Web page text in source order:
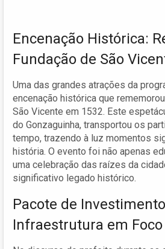
Encenação Histórica:
Fundação de São
Uma das grandes atrações da
encenação histórica que
São Vicente em 1532. Este
do Gonzaguinha, transportou os
tempo, trazendo à luz momentos
história. O evento foi não apenas
uma celebração das raízes da
significativo legado histórico.
Pacote de
Infraestrutura em Foco